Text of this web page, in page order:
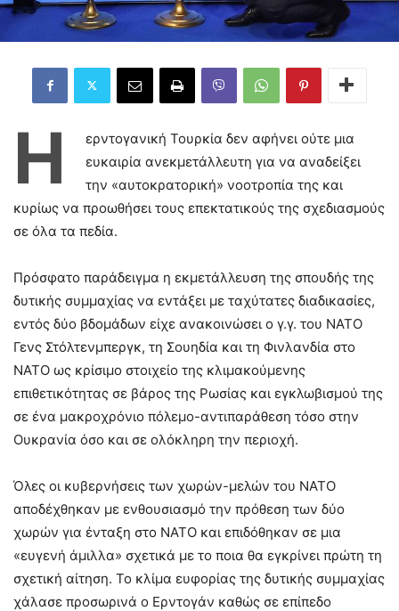
Η
ερντογανική Τουρκία δεν αφήνει ούτε μια
ευκαιρία ανεκμετάλλευτη για να αναδείξει
την «αυτοκρατορική» νοοτροπία της και
κυρίως να προωθήσει τους επεκτατικούς της σχεδιασμούς
σε όλα τα πεδία.
Πρόσφατο παράδειγμα η εκμετάλλευση της σπουδής της
δυτικής συμμαχίας να εντάξει με ταχύτατες διαδικασίες,
εντός δύο βδομάδων είχε ανακοινώσει ο γ.γ. του ΝΑΤΟ
Γενς Στόλτενμπεργκ, τη Σουηδία και τη Φινλανδία στο
ΝΑΤΟ ως κρίσιμο στοιχείο της κλιμακούμενης
επιθετικότητας σε βάρος της Ρωσίας και εγκλωβισμού της
σε ένα μακροχρόνιο πόλεμο-αντιπαράθεση τόσο στην
Ουκρανία όσο και σε ολόκληρη την περιοχή.
Όλες οι κυβερνήσεις των χωρών-μελών του ΝΑΤΟ
αποδέχθηκαν με ενθουσιασμό την πρόθεση των δύο
χωρών για ένταξη στο ΝΑΤΟ και επιδόθηκαν σε μια
«ευγενή άμιλλα» σχετικά με το ποια θα εγκρίνει πρώτη τη
σχετική αίτηση. Το κλίμα ευφορίας της δυτικής συμμαχίας
χάλασε προσωρινά ο Ερντογάν καθώς σε επίπεδο